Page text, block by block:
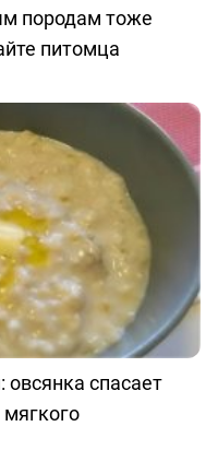
породам тоже
питомца
овсянка спасает